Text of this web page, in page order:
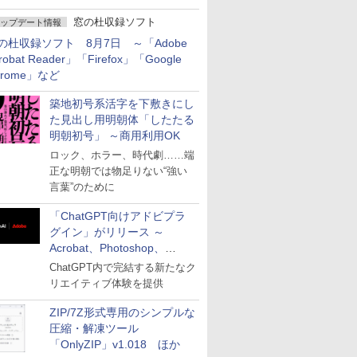
プデート情報 窓の杜収録ソフト
杜収録ソフト 8月7日 ～「Adobe
Reader」「Firefox」「Google
」など
築地初号系活字を下敷きにし
た見出し用明朝体「したたる
明朝初号」 ～商用利用OK
ロック、ホラー、時代劇……端
正な明朝では物足りない“強い
言葉”のために
「ChatGPT向けアドビプラ
グイン」がリリース ～
Acrobat、Photoshop、
Premiereなどの機能を1つの
プラグインに統合
ChatGPT内で完結する新たなク
リエイティブ体験を提供
ZIP/7Z形式専用のシンプルな
圧縮・解凍ツール
「OnlyZIP」v1.018 ほか